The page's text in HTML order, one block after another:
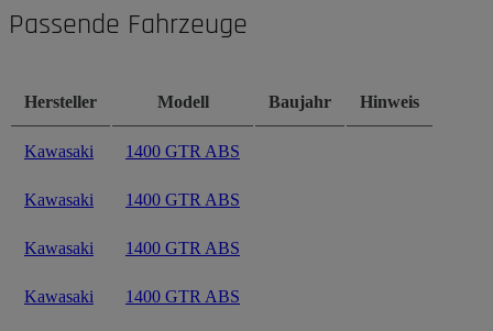
Passende Fahrzeuge
Hersteller Modell Baujahr Hinweis
Kawasaki 1400 GTR ABS
Kawasaki 1400 GTR ABS
Kawasaki 1400 GTR ABS
Kawasaki 1400 GTR ABS